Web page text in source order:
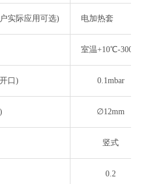
实际应用可选) 电加热套
室温+10℃-300℃
口) 0.1mbar
∅12mm
竖式
0.2